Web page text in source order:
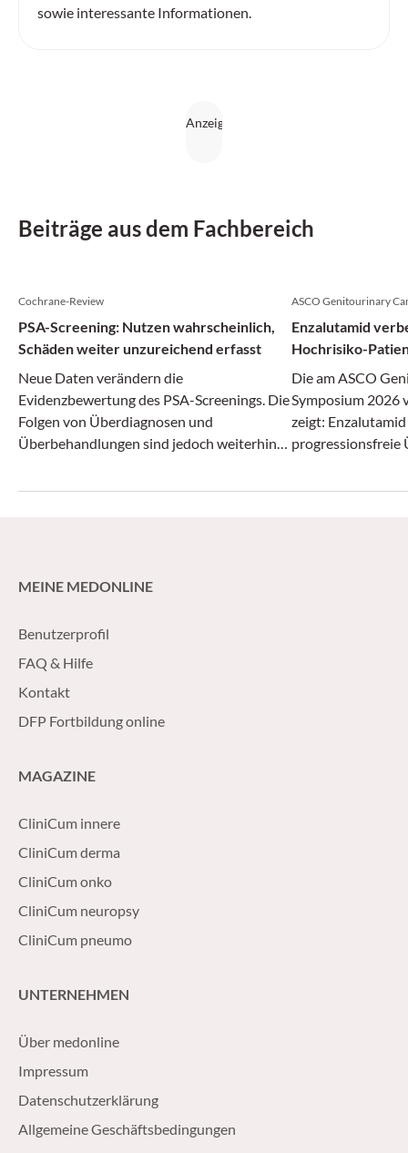
sowie interessante Informationen.
Beiträge aus dem Fachbereich
Cochrane-Review
PSA-Screening: Nutzen wahrscheinlich,
Schäden weiter unzureichend erfasst
Neue Daten verändern die
Evidenzbewertung des PSA-Screenings. Die
Folgen von Überdiagnosen und
Überbehandlungen sind jedoch weiterhin
Abwägung von Nutzen und Schaden
ASCO Genitourinary
Enzalutamid
Hochrisiko-
Prostatektomie
Die am ASCO
Symposium 2026
zeigt:
progressionsfreie
Rezidiv
MEINE MEDONLINE
Benutzerprofil
FAQ & Hilfe
Kontakt
DFP Fortbildung online
MAGAZINE
CliniCum innere
CliniCum derma
CliniCum onko
CliniCum neuropsy
CliniCum pneumo
UNTERNEHMEN
Über medonline
Impressum
Datenschutzerklärung
Allgemeine Geschäftsbedingungen